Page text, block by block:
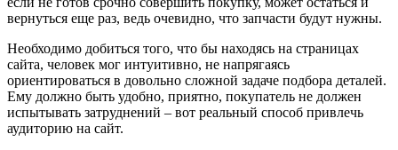
вернуться еще раз, ведь очевидно, что запчасти будут нужны.
Необходимо добиться того, что бы находясь на страницах
сайта, человек мог интуитивно, не напрягаясь
ориентироваться в довольно сложной задаче подбора деталей.
Ему должно быть удобно, приятно, покупатель не должен
испытывать затруднений – вот реальный способ привлечь
аудиторию на сайт.